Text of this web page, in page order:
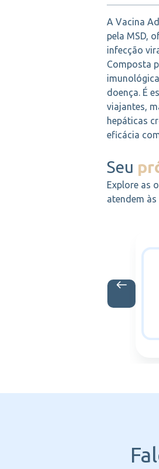
A Vacina
pela MSD,
infecção
Composta
doença. É
viajantes,
hepáticas
eficácia
Seu
Explore as
atendem